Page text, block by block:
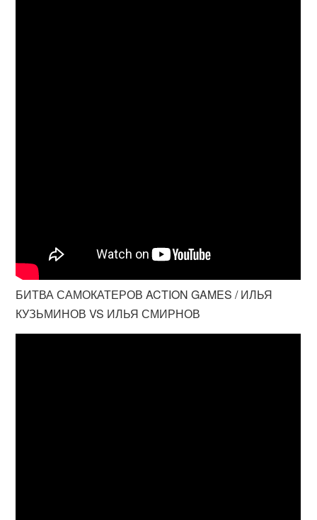
БИТВА САМОКАТЕРОВ ACTION GAMES / ИЛЬЯ
КУЗЬМИНОВ VS ИЛЬЯ СМИРНОВ